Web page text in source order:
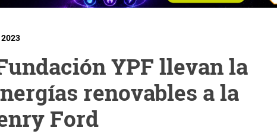
YPF llevan la
renovables a la
Ford